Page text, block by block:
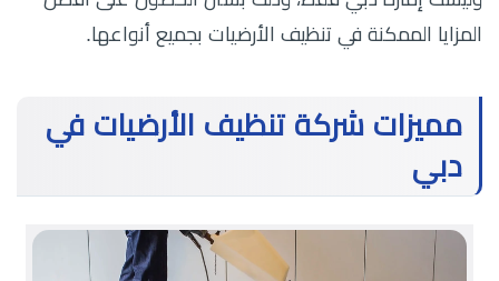
المزايا الممكنة في تنظيف الأرضيات بجميع أنواعها.
مميزات شركة تنظيف الأرضيات في
دبي